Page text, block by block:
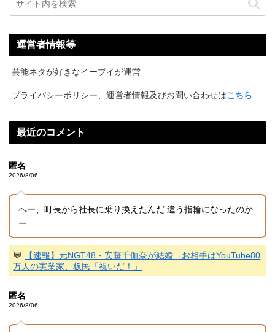
運営者情報等
芸能ネタが好きなイーブイが運営
プライバシーポリシー、運営者情報及びお問い合わせはこちら
最近のコメント
匿名
2026/8/06
へー、町長から社長に乗り換えたんだ 違う指輪になったのか
ー
💬
【速報】元NGT48・安藤千伽奈が結婚→お相手はYouTube80
万人の実業家、板民「祝いだ！」
匿名
2026/8/06